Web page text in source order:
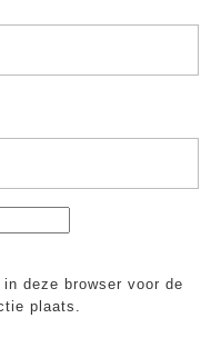
deze browser voor de
plaats.